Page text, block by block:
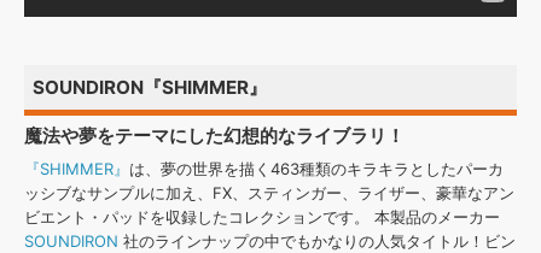
SOUNDIRON『SHIMMER』
魔法や夢をテーマにした幻想的なライブラリ！
『SHIMMER』 は、夢の世界を描く463種類のキラキラとしたパーカ
ッシブなサンプルに加え、FX、スティンガー、ライザー、豪華なアン
ビエント・パッドを収録したコレクションです。 本製品のメーカー
SOUNDIRON 社のラインナップの中でもかなりの人気タイトル！ビン